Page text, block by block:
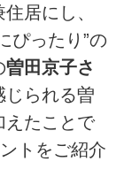
居にし、
ぴったり”の
曽田京子さ
じられる曽
えたことで
トをご紹介